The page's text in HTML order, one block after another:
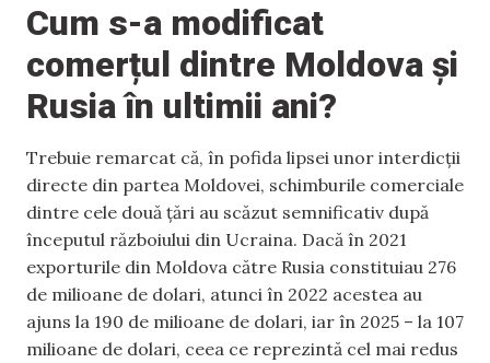
Cum s-a modificat
comerțul dintre Moldova și
Rusia în ultimii ani?
Trebuie remarcat că, în pofida lipsei unor interdicții
directe din partea Moldovei, schimburile comerciale
dintre cele două țări au scăzut semnificativ după
începutul războiului din Ucraina. Dacă în 2021
exporturile din Moldova către Rusia constituiau 276
de milioane de dolari, atunci în 2022 acestea au
ajuns la 190 de milioane de dolari, iar în 2025 – la 107
milioane de dolari, ceea ce reprezintă cel mai redus